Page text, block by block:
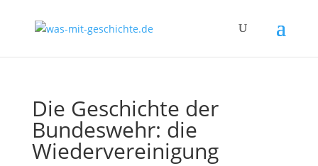
Die Geschichte der
Bundeswehr: die
Wiedervereinigung